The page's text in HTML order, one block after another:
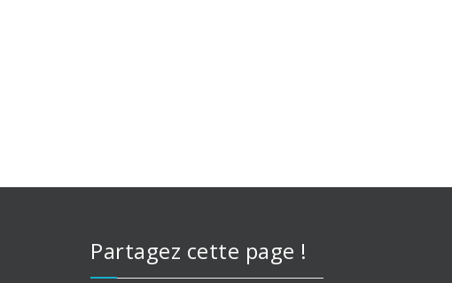
Partagez cette page !